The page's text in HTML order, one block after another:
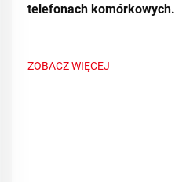
telefonach komórkowych.
ZOBACZ WIĘCEJ